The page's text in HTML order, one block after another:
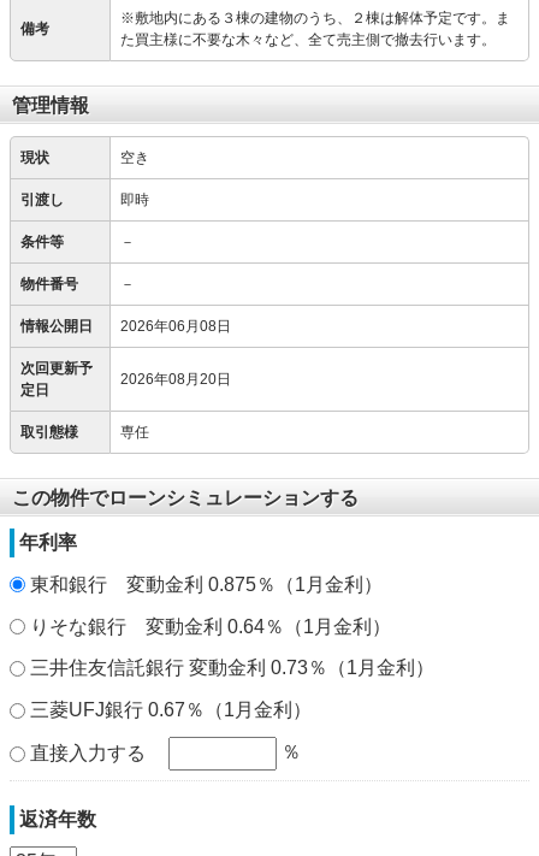
備考
※敷地内にある３棟の建物のうち、２棟は解体予定です。ま
た買主様に不要な木々など、全て売主側で撤去行います。
管理情報
現状 空き
引渡し 即時
条件等 －
物件番号 －
情報公開日 2026年06月08日
次回更新予
定日
2026年08月20日
取引態様 専任
この物件でローンシミュレーションする
年利率
東和銀行 変動金利 0.875％（1月金利）
りそな銀行 変動金利 0.64％（1月金利）
三井住友信託銀行 変動金利 0.73％（1月金利）
三菱UFJ銀行 0.67％（1月金利）
直接入力する ％
返済年数